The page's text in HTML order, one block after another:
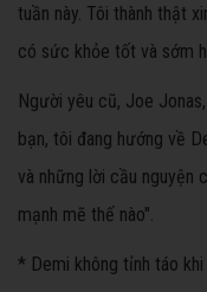
tuần này. Tôi thành thật
có sức khỏe tốt và sớm
Người yêu cũ, Joe
bạn, tôi đang hướng về
và những lời cầu nguyện
mạnh mẽ thế nào".
* Demi không tỉnh táo